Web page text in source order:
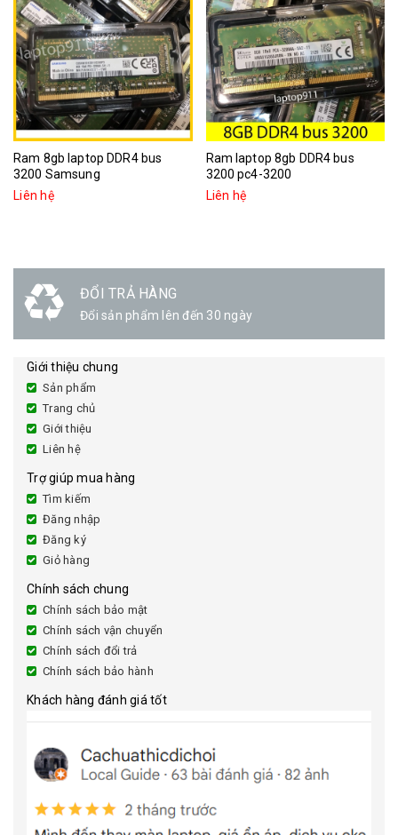
Ram 8gb laptop DDR4 bus
3200 Samsung
Liên hệ
Ram laptop 8gb DDR4 bus
3200 pc4-3200
Liên hệ
ĐỔI TRẢ HÀNG
Đổi sản phẩm lên đến 30 ngày
Giới thiệu chung
Sản phẩm
Trang chủ
Giới thiệu
Liên hệ
Trợ giúp mua hàng
Tìm kiếm
Đăng nhập
Đăng ký
Giỏ hàng
Chính sách chung
Chính sách bảo mật
Chính sách vận chuyển
Chính sách đổi trả
Chính sách bảo hành
Khách hàng đánh giá tốt